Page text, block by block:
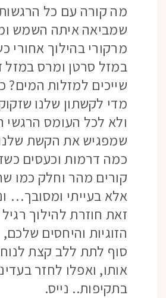
מה קורה עם כל
שמביאה איתה השמש
מרקורי בהילוך אחורי
במזל סרטן ומרס במזל
שייכים למזלות המים?
מדי לקשתון שלנו
ולא לכל העומס הרגשי
שמפגיש את הקשת
כמה דרמות וכעסים
קורים מהר וחלק כמו
אלא בעייתי ומסובך…
זאת חוזרת להילוך
הזוגיות והיחסים
סוף לתת ללב קצת
אותו, ואפלו לחזר
בתקיפות.. נייס.